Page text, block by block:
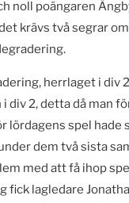
noll poängaren
krävs två segrar
herrlaget i div
div 2, detta då man
lördagens spel hade
dem två sista
med att få ihop
fick lagledare